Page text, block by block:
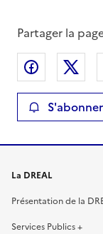
Partager la
Partager
S'abonner
La DREAL
Présentation de la
Services Publics +